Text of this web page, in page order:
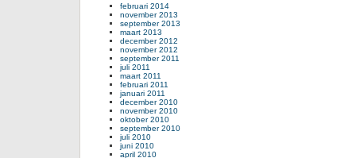
februari 2014
november 2013
september 2013
maart 2013
december 2012
november 2012
september 2011
juli 2011
maart 2011
februari 2011
januari 2011
december 2010
november 2010
oktober 2010
september 2010
juli 2010
juni 2010
april 2010